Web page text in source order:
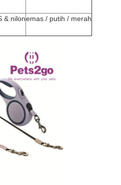
& nilonemas / putih / merah